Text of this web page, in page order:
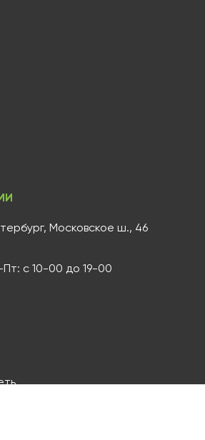
Московское ш., 46
с 10-00 до 19-00